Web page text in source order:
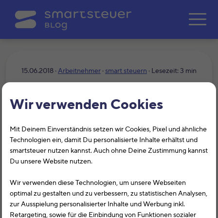
Wir verwenden Cookies
Mit Deinem Einverständnis setzen wir Cookies, Pixel und ähnliche
Technologien ein, damit Du personalisierte Inhalte erhältst und
smartsteuer nutzen kannst. Auch ohne Deine Zustimmung kannst
Du unsere Website nutzen.
Wir verwenden diese Technologien, um unsere Webseiten
optimal zu gestalten und zu verbessern, zu statistischen Analysen,
zur Ausspielung personalisierter Inhalte und Werbung inkl.
Retargeting, sowie für die Einbindung von Funktionen sozialer
Zum Hauptinhalt
15.06.2018 · Arbeitnehmer · smart steuern · Lesezeit: 3 min
und wofür?